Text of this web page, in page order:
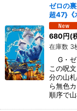
ゼロの
超47}《
680円(
在庫数 3
G・ゼ
この呪
分の山
ら無色
順序で